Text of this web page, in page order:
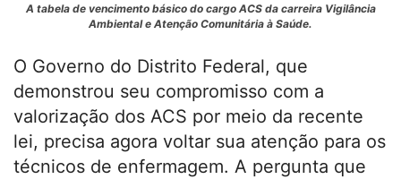
A tabela de vencimento básico do cargo ACS da carreira Vigilância
Ambiental e Atenção Comunitária à Saúde.
O Governo do Distrito Federal, que
demonstrou seu compromisso com a
valorização dos ACS por meio da recente
lei, precisa agora voltar sua atenção para os
técnicos de enfermagem. A pergunta que